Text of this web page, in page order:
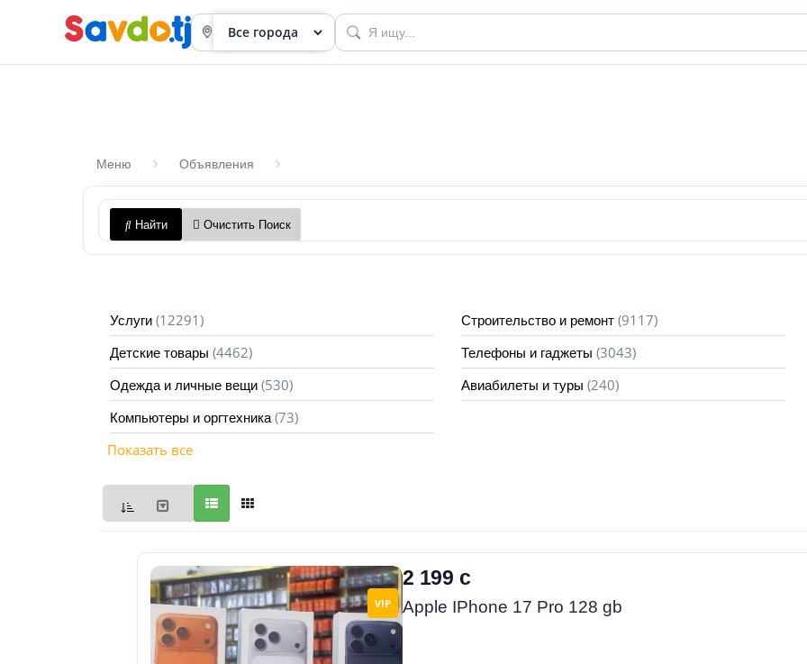
приборов
объявления
Меню Объявления
Найти Очистить Поиск
Услуги (12291) Строительство и ремонт (9117)
Детские товары (4462) Телефоны и гаджеты (3043)
Одежда и личные вещи (530) Авиабилеты и туры (240)
Компьютеры и оргтехника (73)
Показать все
VIP
2 199 с
Apple IPhone 17 Pro 128 gb